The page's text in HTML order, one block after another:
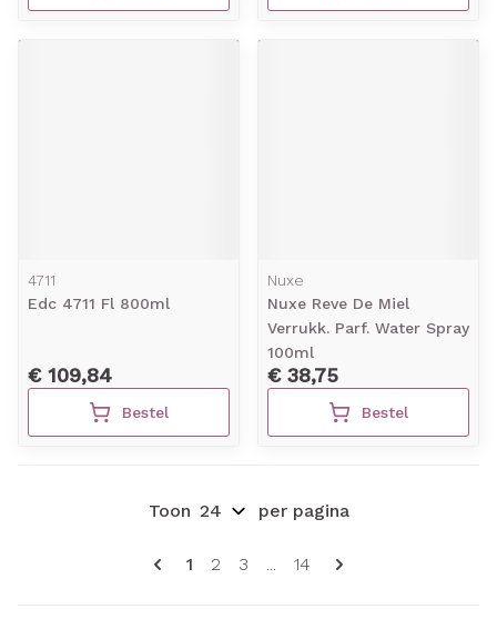
4711
Edc 4711 Fl 800ml
€ 109,84
Bestel
Nuxe
Nuxe Reve De Miel
Verrukk. Parf. Water Spray
100ml
€ 38,75
Bestel
Pagina's
U lees momenteel pagina
1 Pagina
2 Pagina
3 ... Pagina
14
Toon per pagina